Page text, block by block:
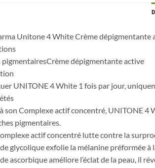
Unitone 4 White Crème dépigmentante
pigmentairesCrème dépigmentante active
UNITONE 4 White 1 fois par jour,
son Complexe actif concentré, UNITONE
pigmentaires.
actif concentré lutte contre la
glycolique exfolie la mélanine préformée
ascorbique améliore l’éclat de la peau, il